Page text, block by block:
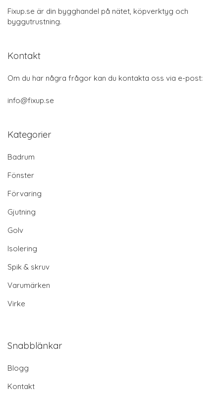
Fixup.se är din bygghandel på nätet, köpverktyg och
byggutrustning.
Kontakt
Om du har några frågor kan du kontakta oss via e-post:
info@fixup.se
Kategorier
Badrum
Fönster
Förvaring
Gjutning
Golv
Isolering
Spik & skruv
Varumärken
Virke
Snabblänkar
Blogg
Kontakt